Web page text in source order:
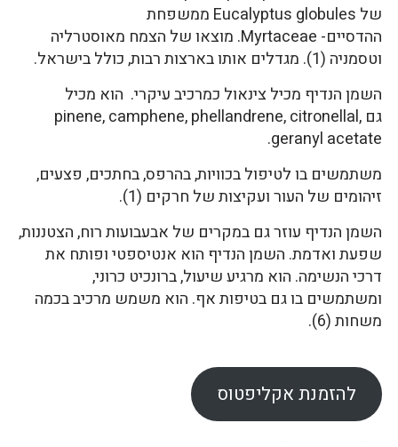
של Eucalyptus globules ממשפחת
ההדסיים- Myrtaceae. מוצאו של הצמח מאוסטרליה
וטסמניה (1). מגדלים אותו בארצות רבות, כולל בישראל.
השמן הנדיף מכיל צינאול כמרכיב עיקרי. הוא מכיל
גם pinene, camphene, phellandrene, citronellal,
geranyl acetate.
משתמשים בו לטיפול בכוויות, בהרפס, בחתכים, פצעים,
זיהומים של העור ועקיצות של חרקים (1).
השמן הנדיף עוזר גם במקרים של אבעבועות רוח, הצטננות,
שפעת ואדמת. השמן הנדיף הוא אנטיספטי ופותח את
דרכי הנשימה. הוא מרגיע שיעול, ברונכיט כרוני,
ומשתמשים בו גם בטיפות אף. הוא משמש מרכיב בכמה
משחות (6).
להזמנת אקליפטוס